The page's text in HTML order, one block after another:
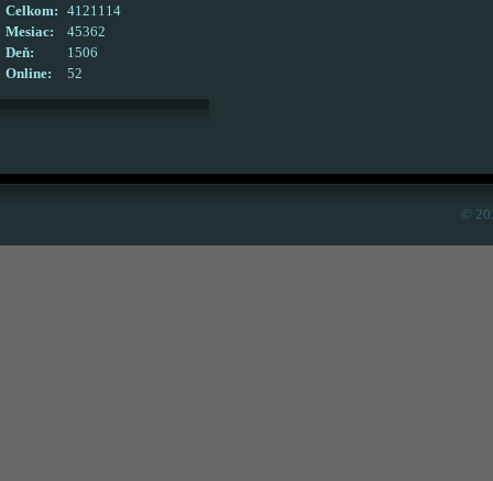
Online: 52
Celkom:
4121114
Mesiac:
45362
Deň:
1506
©